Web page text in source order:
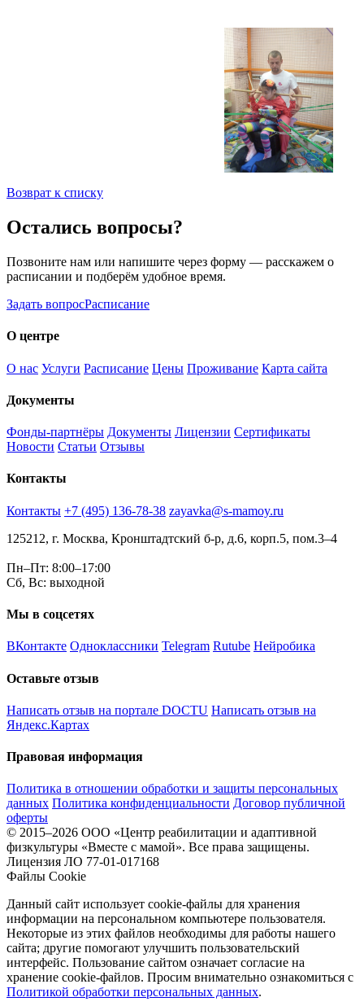
Возврат к списку
Остались вопросы?
Позвоните нам или напишите через форму — расскажем о
расписании и подберём удобное время.
Задать вопросРасписание
О центре
О нас Услуги Расписание Цены Проживание Карта сайта
Документы
Фонды-партнёры Документы Лицензии Сертификаты
Новости Статьи Отзывы
Контакты
Контакты +7 (495) 136-78-38 zayavka@s-mamoy.ru
125212, г. Москва, Кронштадтский б-р, д.6, корп.5, пом.3–4
Пн–Пт: 8:00–17:00
Сб, Вс: выходной
Мы в соцсетях
ВКонтакте Одноклассники Telegram Rutube Нейробика
Оставьте отзыв
Написать отзыв на портале DOCTU Написать отзыв на
Яндекс.Картах
Правовая информация
Политика в отношении обработки и защиты персональных
данных Политика конфиденциальности Договор публичной
оферты
© 2015–2026 ООО «Центр реабилитации и адаптивной
физкультуры «Вместе с мамой». Все права защищены.
Лицензия ЛО 77-01-017168
Файлы Cookie
Данный сайт использует cookie-файлы для хранения
информации на персональном компьютере пользователя.
Некоторые из этих файлов необходимы для работы нашего
сайта; другие помогают улучшить пользовательский
интерфейс. Пользование сайтом означает согласие на
хранение cookie-файлов. Просим внимательно ознакомиться с
Политикой обработки персональных данных.